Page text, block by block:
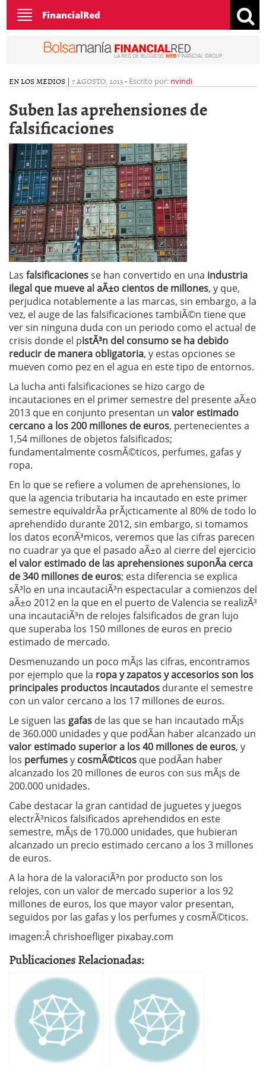
Toggle
navigation
FinancialRed
EN LOS MEDIOS | 7 AGOSTO, 2013- Escrito por: nvindi
Suben las aprehensiones de
falsificaciones
Las falsificacionesse han convertido en una industria
ilegal que mueve al aÃ±o cientos de millones, y que,
perjudica notablemente a las marcas, sin embargo, a la
vez, el auge de las falsificaciones tambiÃ©n tiene que
ver sin ninguna duda con un periodo como el actual de
crisis donde el pistÃ³n del consumo se ha debido
reducir de manera obligatoria, y estas opciones se
mueven como pez en el agua en este tipo de entornos.
La lucha anti falsificaciones se hizo cargo de
incautaciones en el primer semestre del presente aÃ±o
2013 que en conjunto presentan un valor estimado
cercano a los 200 millones de euros, pertenecientes a
1,54 millones de objetos falsificados;
fundamentalmente cosmÃ©ticos, perfumes, gafas y
ropa.
En lo que se refiere a volumen de aprehensiones, lo
que la agencia tributaria ha incautado en este primer
semestre equivaldrÃ­a prÃ¡cticamente al 80% de todo lo
aprehendido durante 2012, sin embargo, si tomamos
los datos econÃ³micos, veremos que las cifras parecen
no cuadrar ya que el pasado aÃ±o al cierre del ejercicio
el valor estimado de las aprehensiones suponÃ­a cerca
de 340 millones de euros; esta diferencia se explica
sÃ³lo en una incautaciÃ³n espectacular a comienzos del
aÃ±o 2012 en la que en el puerto de Valencia se realizÃ³
una incautaciÃ³n de relojes falsificados de gran lujo
que superaba los 150 millones de euros en precio
estimado de mercado.
Desmenuzando un poco mÃ¡s las cifras, encontramos
por ejemplo que la ropa y zapatos y accesorios son los
principales productos incautados durante el semestre
con un valor cercano a los 17 millones de euros.
Le siguen las gafas de las que se han incautado mÃ¡s
de 360.000 unidades y que podÃ­an haber alcanzado un
valor estimado superior a los 40 millones de euros, y
los perfumesy cosmÃ©ticos que podÃ­an haber
alcanzado los 20 millones de euros con sus mÃ¡s de
200.000 unidades.
Cabe destacar la gran cantidad de juguetes y juegos
electrÃ³nicos falsificados aprehendidos en este
semestre, mÃ¡s de 170.000 unidades, que hubieran
alcanzado un precio estimado cercano a los 3 millones
de euros.
A la hora de la valoraciÃ³n por producto son los
relojes, con un valor de mercado superior a los 92
millones de euros, los que mayor valor presentan,
seguidos por las gafas y los perfumes y cosmÃ©ticos.
imagen:Â chrishoefliger pixabay.com
Publicaciones Relacionadas: